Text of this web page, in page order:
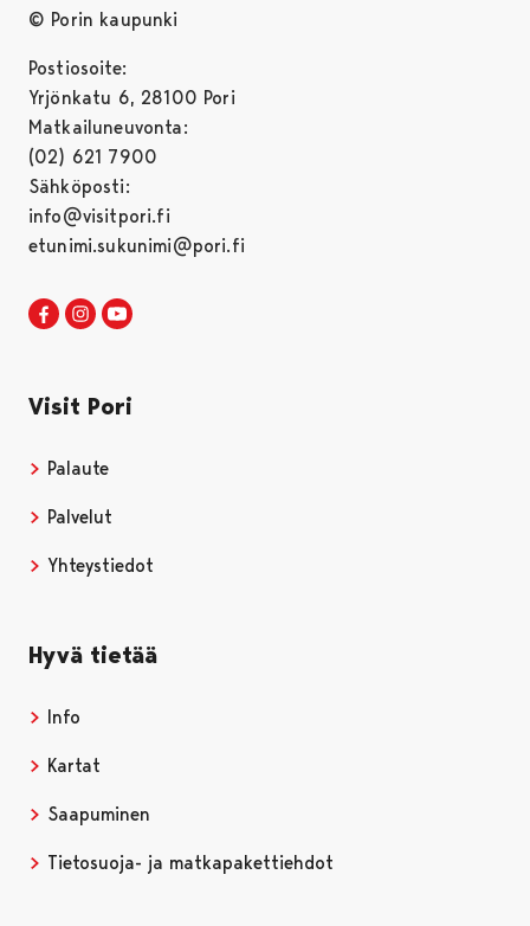
© Porin kaupunki
Postiosoite:
Yrjönkatu 6, 28100 Pori
Matkailuneuvonta:
(02) 621 7900
Sähköposti:
info@visitpori.fi
etunimi.sukunimi@pori.fi
Visit Pori Facebookissa
Avautuu uudessa välilehdessä
Visit Pori Instagrammissa
Avautuu uudessa välilehdessä
Visit Pori
Palaute
Palvelut
Yhteystiedot
Hyvä tietää
Info
Kartat
Saapuminen
Tietosuoja- ja matkapakettiehdot